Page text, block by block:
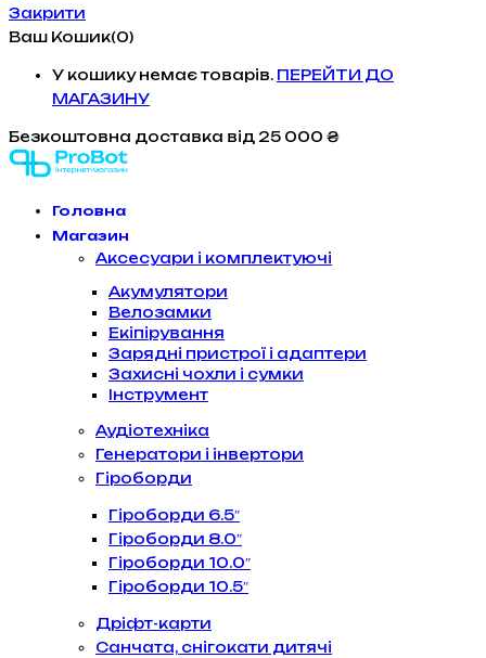
Закрити
Ваш Кошик(0)
У кошику немає товарів. ПЕРЕЙТИ ДО
МАГАЗИНУ
Безкоштовна доставка від 25 000 ₴
Головна
Магазин
Аксесуари і комплектуючі
Акумулятори
Велозамки
Екіпірування
Зарядні пристрої і адаптери
Захисні чохли і сумки
Інструмент
Аудіотехніка
Генератори і інвертори
Гіроборди
Гіроборди 6.5″
Гіроборди 8.0″
Гіроборди 10.0″
Гіроборди 10.5″
Дріфт-карти
Санчата, снігокати дитячі